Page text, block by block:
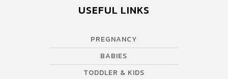
USEFUL LINKS
PREGNANCY
BABIES
TODDLER & KIDS